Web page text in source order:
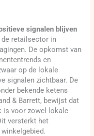
signalen blijven
de retailsector in
De opkomst van
en
op de lokale
signalen zichtbaar. De
bekende ketens
& Barrett, bewijst dat
is voor zowel lokale
versterkt het